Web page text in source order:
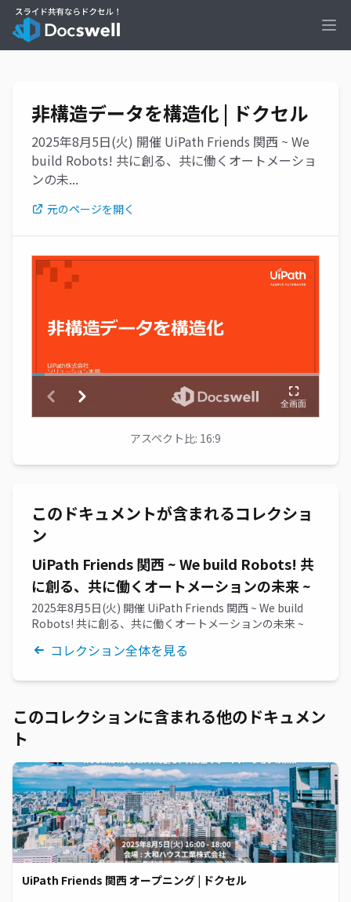
非構造データを構造化 | ドクセル
2025年8月5日(火) 開催 UiPath Friends 関西 ~ We
build Robots! 共に創る、共に働くオートメーショ
ンの未...
元のページを開く
アスペクト比: 16:9
このドキュメントが含まれるコレクショ
ン
UiPath Friends 関西 ~ We build Robots! 共
に創る、共に働くオートメーションの未来 ~
2025年8月5日(火) 開催 UiPath Friends 関西 ~ We build
Robots! 共に創る、共に働くオートメーションの未来 ~
コレクション全体を見る
このコレクションに含まれる他のドキュメン
ト
UiPath Friends 関西 オープニング | ドクセル